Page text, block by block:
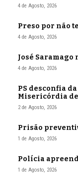
4 de Agosto, 2026
Preso por não
4 de Agosto, 2026
José
4 de Agosto, 2026
PS desconfia
Misericórdia de
2 de Agosto, 2026
Prisão
1 de Agosto, 2026
Polícia
1 de Agosto, 2026